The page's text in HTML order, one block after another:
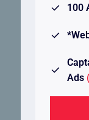
100
Ads